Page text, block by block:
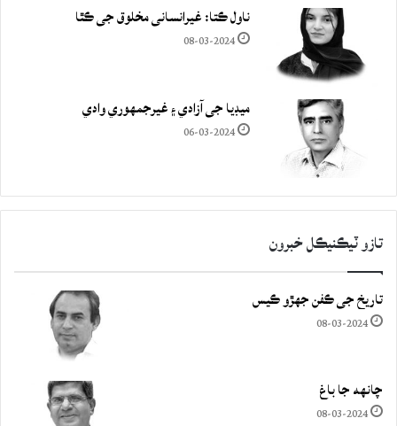
ناول ڪتا: غيرانساني مخلوق جي ڪٿا
08-03-2024
ميڊيا جي آزادي ۽ غيرجمھوري وادي
06-03-2024
تازو ٽيڪنيڪل خبرون
تاريخ جي ڪفن جھڙو ڪيس
08-03-2024
چانهه جا باغ
08-03-2024